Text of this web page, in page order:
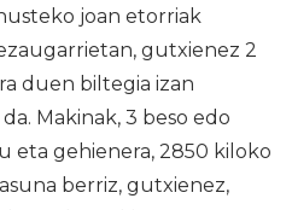
joan etorriak
gutxienez 2
duen biltegia izan
Makinak, 3 beso edo
eta gehienera, 2850 kiloko
berriz, gutxienez,